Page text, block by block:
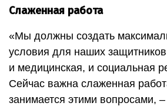
Слаженная работа
«Мы должны создать
условия для наших
и медицинская, и социальная
Сейчас важна слаженная
занимается этими вопросами,